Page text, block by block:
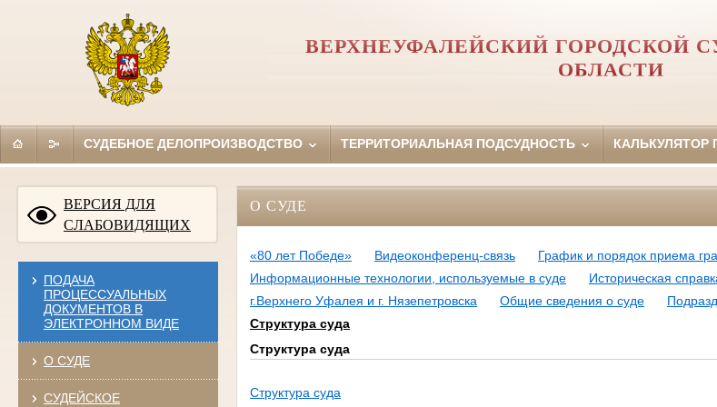
ВЕРХНЕУФАЛЕЙСКИЙ ГОРОДСКОЙ
ОБЛАСТИ
СУДЕБНОЕ ДЕЛОПРОИЗВОДСТВО ТЕРРИТОРИАЛЬНАЯ ПОДСУДНОСТЬ
ВЕРСИЯ ДЛЯ
СЛАБОВИДЯЩИХ
ПОДАЧА
ПРОЦЕССУАЛЬНЫХ
ДОКУМЕНТОВ В
ЭЛЕКТРОННОМ ВИДЕ
О СУДЕ
СУДЕЙСКОЕ
О СУДЕ
«80 лет Победе» Видеоконференц-связь График и порядок приема
Информационные технологии, используемые в суде
Историческая
г.Верхнего Уфалея и г. Нязепетровска
Общие сведения о суде
Структура суда
Структура суда
Структура суда